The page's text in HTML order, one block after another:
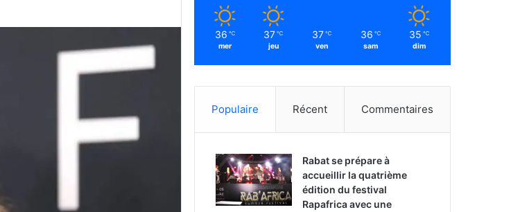
36 ℃
mer
37 ℃
jeu
37 ℃
ven
36 ℃
sam
35 ℃
dim
Populaire Récent Commentaires
Rabat se prépare à
accueillir la quatrième
édition du festival
Rapafrica avec une